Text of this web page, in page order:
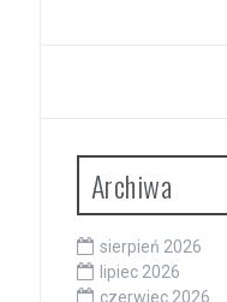
Archiwa
sierpień 2026
lipiec 2026
czerwiec 2026